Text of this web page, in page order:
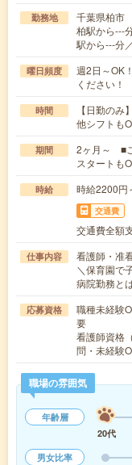
勤務地
千葉県柏市
柏駅から---
駅から---分
曜日頻度
週2日～OK
ください！
時間
【日勤の
他シフトも
期間
2ヶ月～ ■
スタートも
時給 時給2200
交通費
交通費全額
仕事内容
看護師・准
＼保育園で
病院勤務と
応募資格
職種未経験
要
看護師資格
問・未経験
職場の雰囲気
年齢層
20代
男女比率